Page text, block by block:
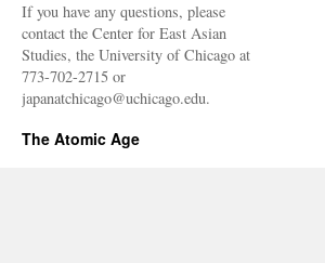
If you have any questions, please
contact the Center for East Asian
Studies, the University of Chicago at
773-702-2715 or
japanatchicago@uchicago.edu.
The Atomic Age